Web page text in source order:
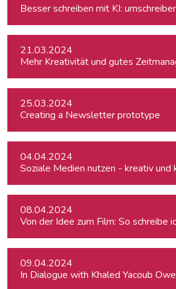
Besser schreiben mit KI:
21.03.2024
Mehr Kreativität und gutes
25.03.2024
Creating a Newsletter prototype
04.04.2024
Soziale Medien nutzen - kreativ und
08.04.2024
Von der Idee zum Film: So schreibe
09.04.2024
In Dialogue with Khaled Yacoub